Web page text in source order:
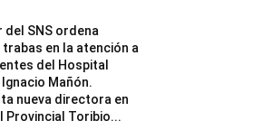
del SNS ordena
trabas en la atención a
del Hospital
Mañón.
nueva directora en
Provincial Toribio...